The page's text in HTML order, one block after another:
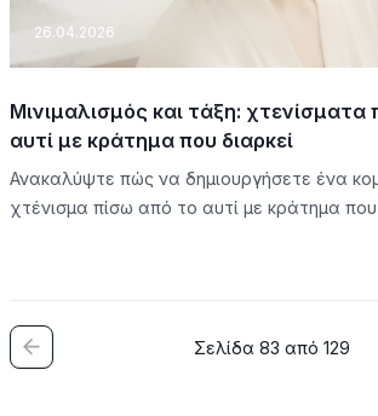
26.04.2026
Μινιμαλισμός και τάξη: χτενίσματα
αυτί με κράτημα που διαρκεί
Ανακαλύψτε πώς να δημιουργήσετε ένα
χτένισμα πίσω από το αυτί με κράτημα
Σελίδα 83 από 129